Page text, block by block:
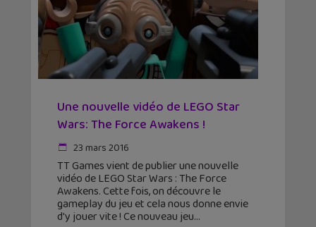
Une nouvelle vidéo de LEGO Star
Wars: The Force Awakens !
23 mars 2016
TT Games vient de publier une nouvelle
vidéo de LEGO Star Wars : The Force
Awakens. Cette fois, on découvre le
gameplay du jeu et cela nous donne envie
d'y jouer vite ! Ce nouveau jeu